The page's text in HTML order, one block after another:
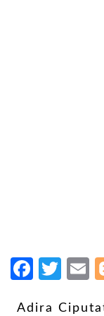
Adira